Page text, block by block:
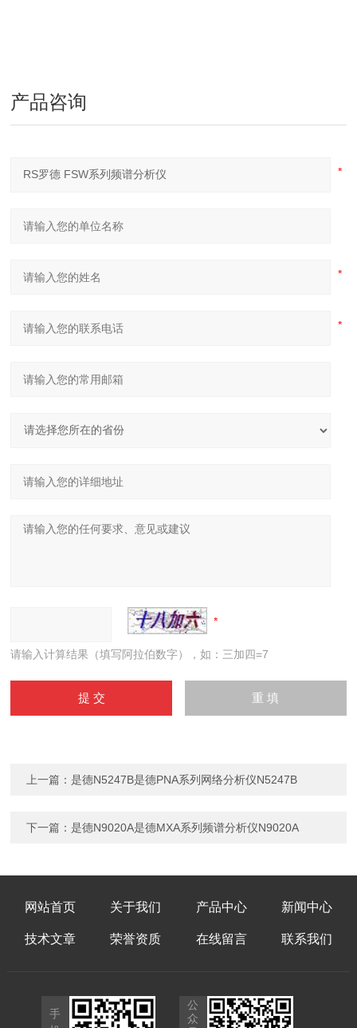
产品咨询
请输入计算结果（填写阿拉伯数字），如：三加四=7
上一篇：是德N5247B是德PNA系列网络分析仪N5247B
下一篇：是德N9020A是德MXA系列频谱分析仪N9020A
网站首页 关于我们 产品中心 新闻中心
技术文章 荣誉资质 在线留言 联系我们
手
公
众